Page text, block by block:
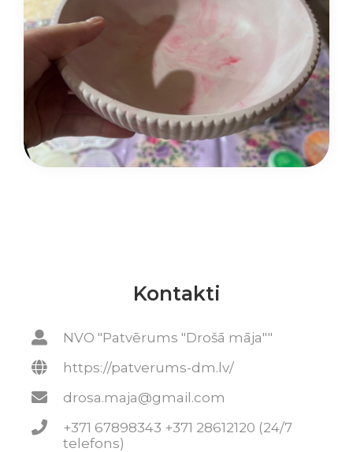
Kontakti
NVO "Patvērums "Drošā māja""
https://patverums-dm.lv/
drosa.maja@gmail.com
+371 67898343 +371 28612120 (24/7
telefons)